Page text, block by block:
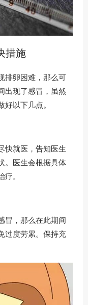
措施
排卵困难，那么可
出现了感冒，虽然
以下几点。
快就医，告知医生
。医生会根据具体
。
冒，那么在此期间
过度劳累。保持充